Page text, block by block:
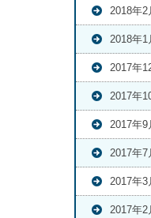
2018年2
2018年1
2017年
2017年
2017年9
2017年7
2017年3
2017年2